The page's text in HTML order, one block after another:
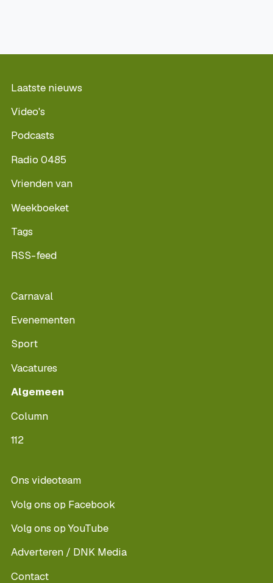
Laatste nieuws
Video's
Podcasts
Radio 0485
Vrienden van
Weekboeket
Tags
RSS-feed
Carnaval
Evenementen
Sport
Vacatures
Algemeen
Column
112
Ons videoteam
Volg ons op Facebook
Volg ons op YouTube
Adverteren / DNK Media
Contact